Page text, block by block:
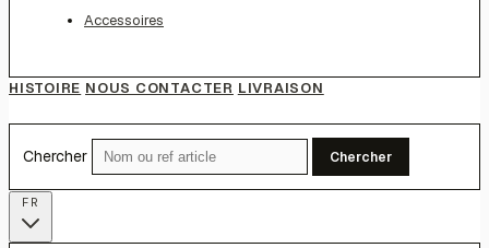
Accessoires
HISTOIRE NOUS CONTACTER LIVRAISON
Chercher Chercher